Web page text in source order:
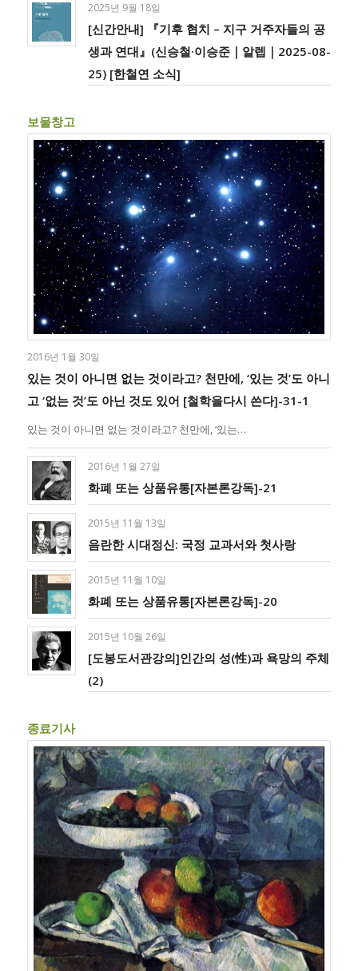
2025년 9월 18일
[신간안내] 『기후 협치 – 지구 거주자들의 공
생과 연대』(신승철·이승준｜알렙｜2025-08-
25) [한철연 소식]
보물창고
2016년 1월 30일
있는 것이 아니면 없는 것이라고? 천만에, ‘있는 것’도 아니
고 ‘없는 것’도 아닌 것도 있어 [철학을다시 쓴다]-31-1
있는 것이 아니면 없는 것이라고? 천만에, ‘있는…
2016년 1월 27일
화폐 또는 상품유통[자본론강독]-21
2015년 11월 13일
음란한 시대정신: 국정 교과서와 첫사랑
2015년 11월 10일
화폐 또는 상품유통[자본론강독]-20
2015년 10월 26일
[도봉도서관강의]인간의 성(性)과 욕망의 주체
(2)
종료기사